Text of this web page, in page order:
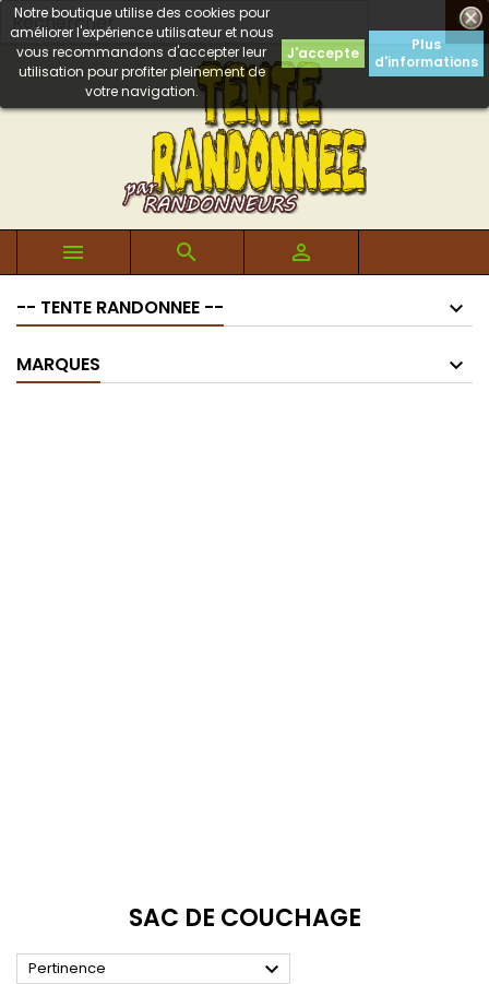

Notre boutique utilise des cookies pour
améliorer l'expérience utilisateur et nous
vous recommandons d'accepter leur
utilisation pour profiter pleinement de
votre navigation.
J'accepte
Plus
d'informations
  
-- TENTE RANDONNEE --
MARQUES
SAC DE COUCHAGE
Pertinence 